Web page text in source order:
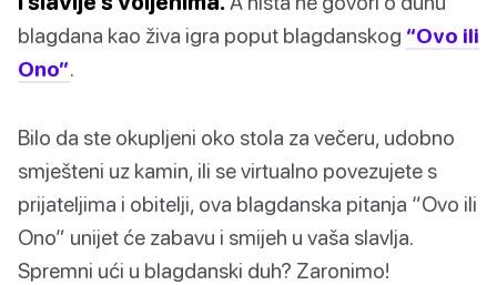
blagdana kao živa igra poput blagdanskog “Ovo ili
Ono”.
Bilo da ste okupljeni oko stola za večeru, udobno
smješteni uz kamin, ili se virtualno povezujete s
prijateljima i obitelji, ova blagdanska pitanja “Ovo ili
Ono” unijet će zabavu i smijeh u vaša slavlja.
Spremni ući u blagdanski duh? Zaronimo!